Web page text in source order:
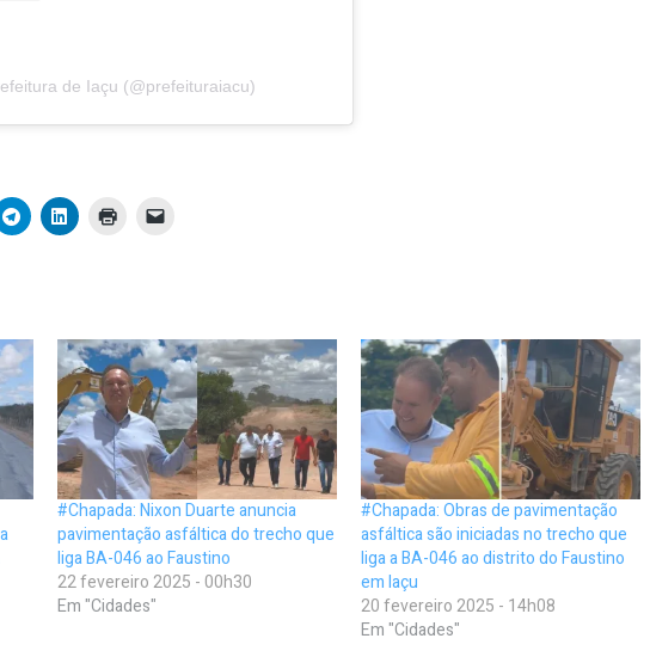
de Iaçu (@prefeituraiacu)
#Chapada: Nixon Duarte anuncia
pavimentação asfáltica do trecho que
liga BA-046 ao Faustino
22 fevereiro 2025 - 00h30
Em "Cidades"
#Chapada: Obras de pavimentação
asfáltica são iniciadas no trecho que
liga a BA-046 ao distrito do Faustino
em Iaçu
20 fevereiro 2025 - 14h08
Em "Cidades"